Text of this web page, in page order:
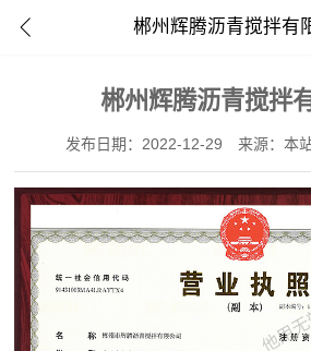
郴州辉腾沥青搅拌有
郴州辉腾沥青搅拌
发布日期：2022-12-29 来源：本